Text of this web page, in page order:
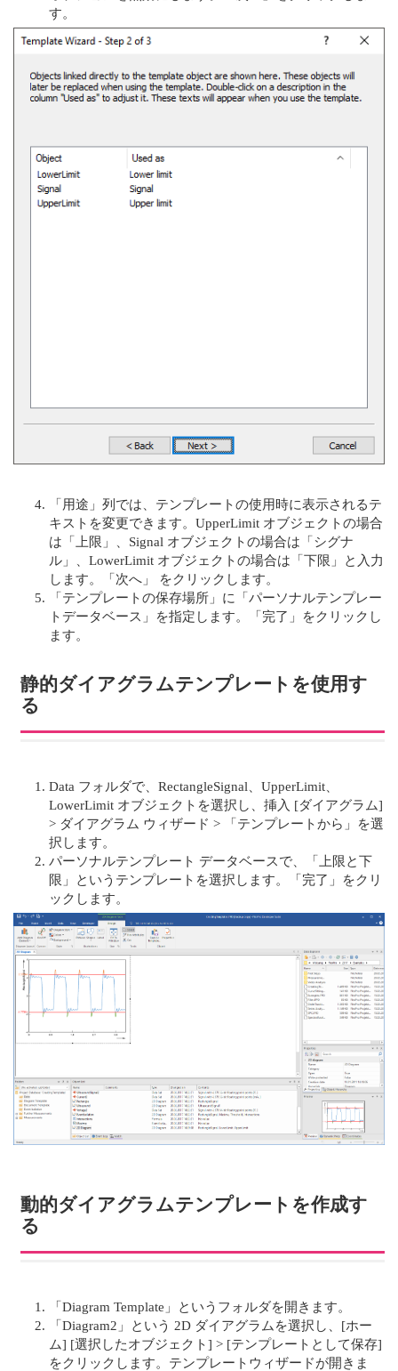
す。
「用途」列では、テンプレートの使用時に表示されるテ
キストを変更できます。UpperLimit オブジェクトの場合
は「上限」、Signal オブジェクトの場合は「シグナ
ル」、LowerLimit オブジェクトの場合は「下限」と入力
します。「次へ」 をクリックします。
「テンプレートの保存場所」に「パーソナルテンプレー
トデータベース」を指定します。「完了」をクリックし
ます。
静的ダイアグラムテンプレートを使用す
る
Data フォルダで、RectangleSignal、UpperLimit、
LowerLimit オブジェクトを選択し、挿入 [ダイアグラム]
> ダイアグラム ウィザード > 「テンプレートから」を選
択します。
パーソナルテンプレート データベースで、「上限と下
限」というテンプレートを選択します。「完了」をクリ
ックします。
動的ダイアグラムテンプレートを作成す
る
「Diagram Template」というフォルダを開きます。
「Diagram2」という 2D ダイアグラムを選択し、[ホー
ム] [選択したオブジェクト] > [テンプレートとして保存]
をクリックします。テンプレートウィザードが開きま